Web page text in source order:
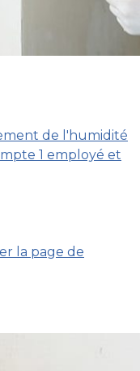
de l'humidité
1 employé et
la page de